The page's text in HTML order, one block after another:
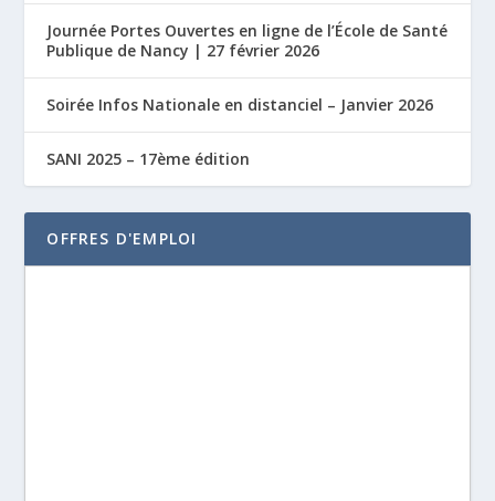
Journée Portes Ouvertes en ligne de l’École de Santé
Publique de Nancy | 27 février 2026
Soirée Infos Nationale en distanciel – Janvier 2026
SANI 2025 – 17ème édition
OFFRES D'EMPLOI